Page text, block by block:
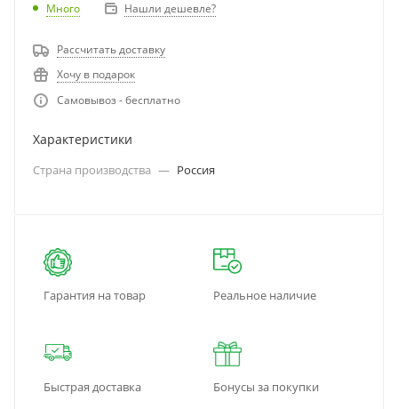
Много Нашли дешевле?
Рассчитать доставку
Хочу в подарок
Самовывоз - бесплатно
Характеристики
Страна производства — Россия
Гарантия на товар Реальное наличие
Быстрая доставка Бонусы за покупки